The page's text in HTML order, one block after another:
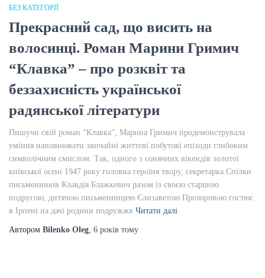
БЕЗ КАТЕГОРІЇ
Прекрасний сад, що висить на
волосинці. Роман Марини Гримич
“Клавка” – про розквіт та
беззахисність української
радянської літератури
Пишучи свій роман “Клавка”, Марина Гримич продемонструвала
уміння наповнювати звичайні життєві побутові епізоди глибоким
символічним смислом. Так, одного з сонячних вікендів золотої
київської осені 1947 року головна героїня твору, секретарка Спілки
письменників Клавдія Блажкевич разом із своєю старшою
подругою, дитячою письменницею Єлизаветою Прохоровою гостює
в Ірпені на дачі родини подружжя Читати далі
Автором Bilenko Oleg 6 років тому